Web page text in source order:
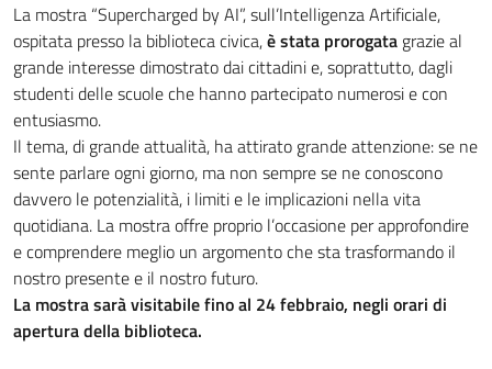
La mostra “Supercharged by AI”, sull’Intelligenza Artificiale,
ospitata presso la biblioteca civica,è stata prorogata grazie al
grande interesse dimostrato dai cittadini e, soprattutto, dagli
studenti delle scuole che hanno partecipato numerosi e con
entusiasmo.
Il tema, di grande attualità, ha attirato grande attenzione: se ne
sente parlare ogni giorno, ma non sempre se ne conoscono
davvero le potenzialità, i limiti e le implicazioni nella vita
quotidiana. La mostra offre proprio l’occasione per approfondire
e comprendere meglio un argomento che sta trasformando il
nostro presente e il nostro futuro.
La mostra sarà visitabile fino al 24 febbraio, negli orari di
apertura della biblioteca.